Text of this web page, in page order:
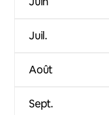
Juil.
Août
Sept.